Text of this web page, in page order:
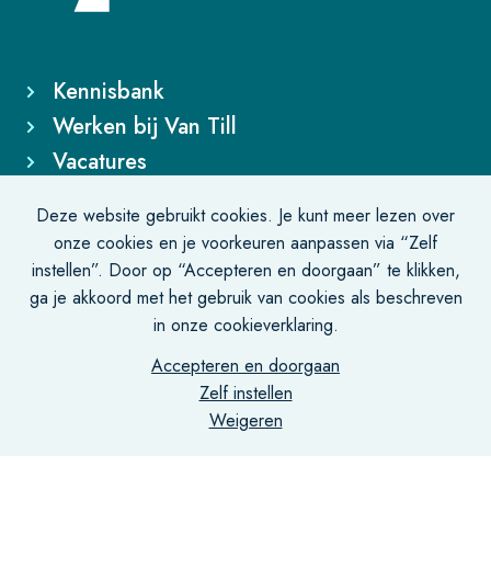
Deze website gebruikt cookies. Je kunt meer lezen over
onze cookies en je voorkeuren aanpassen via “Zelf
instellen”. Door op “Accepteren en doorgaan” te klikken,
ga je akkoord met het gebruik van cookies als beschreven
in onze cookieverklaring.
Accepteren en doorgaan
Zelf instellen
Weigeren
Kennisbank
Werken bij Van Till
Vacatures
Bezoekadres
De Lairessestraat 131-135
1075 HJ Amsterdam
Correspondentieadres